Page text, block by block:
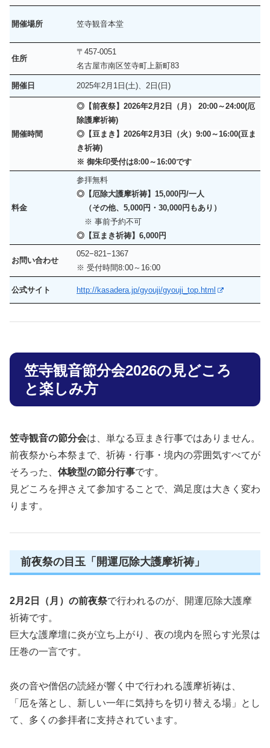
開催場所 笠寺観音本堂
住所
〒457-0051
名古屋市南区笠寺町上新町83
開催日 2025年2月1日(土)、2日(日)
開催時間
◎【前夜祭】2026年2月2日（月） 20:00～24:00(厄
除護摩祈祷)
◎【豆まき】2026年2月3日（火）9:00～16:00(豆ま
き祈祷)
※ 御朱印受付は8:00～16:00です
料金
参拝無料
◎ 【厄除大護摩祈祷】15,000円/一人
（その他、5,000円・30,000円もあり）
※ 事前予約不可
◎ 【豆まき祈祷】6,000円
お問い合わせ
052−821−1367
※ 受付時間8:00～16:00
公式サイト http://kasadera.jp/gyouji/gyouji_top.html
笠寺観音節分会2026の見どころ
と楽しみ方
笠寺観音の節分会は、単なる豆まき行事ではありません。
前夜祭から本祭まで、祈祷・行事・境内の雰囲気すべてが
そろった、 体験型の節分行事です。
見どころを押さえて参加することで、満足度は大きく変わ
ります。
前夜祭の目玉「開運厄除大護摩祈祷」
2月2日（月）の前夜祭で行われるのが、開運厄除大護摩
祈祷です。
巨大な護摩壇に炎が立ち上がり、夜の境内を照らす光景は
圧巻の一言です。
炎の音や僧侶の読経が響く中で行われる護摩祈祷は、
「厄を落とし、新しい一年に気持ちを切り替える場」とし
て、多くの参拝者に支持されています。